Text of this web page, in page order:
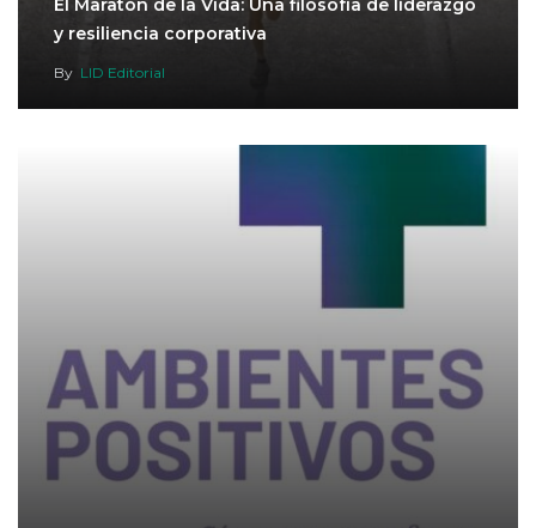
El Maratón de la Vida: Una filosofía de liderazgo
y resiliencia corporativa
By LID Editorial